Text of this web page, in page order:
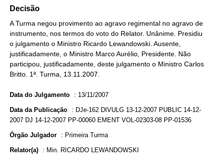
Decisão
A Turma negou provimento ao agravo regimental no agravo de
instrumento, nos termos do voto do Relator. Unânime. Presidiu
o julgamento o Ministro Ricardo Lewandowski. Ausente,
justificadamente, o Ministro Marco Aurélio, Presidente. Não
participou, justificadamente, deste julgamento o Ministro Carlos
Britto. 1ª. Turma, 13.11.2007.
Data do Julgamento : 13/11/2007
Data da Publicação : DJe-162 DIVULG 13-12-2007 PUBLIC 14-12-
2007 DJ 14-12-2007 PP-00060 EMENT VOL-02303-08 PP-01536
Órgão Julgador : Primeira Turma
Relator(a) : Min. RICARDO LEWANDOWSKI